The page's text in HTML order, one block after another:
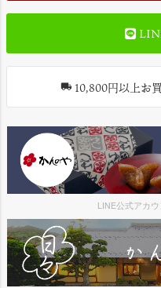
10,800円以上お
LINE公式アカ